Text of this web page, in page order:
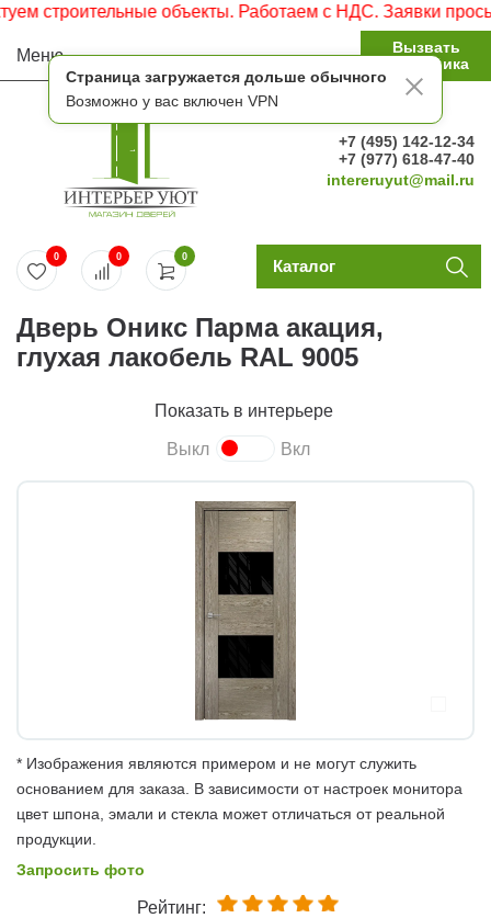
Страница загружается дольше обычного
Возможно у вас включен VPN
строительные объекты. Работаем с НДС. Заявки
Меню
Вызвать
замерщика
+7 (495) 142-12-34
+7 (977) 618-47-40
intereruyut@mail.ru
0
0 0 Каталог
Дверь Оникс Парма акация,
глухая лакобель RAL 9005
Показать в интерьере
Выкл Вкл
* Изображения являются примером и не могут служить
основанием для заказа. В зависимости от настроек монитора
цвет шпона, эмали и стекла может отличаться от реальной
продукции.
Запросить фото
Рейтинг: